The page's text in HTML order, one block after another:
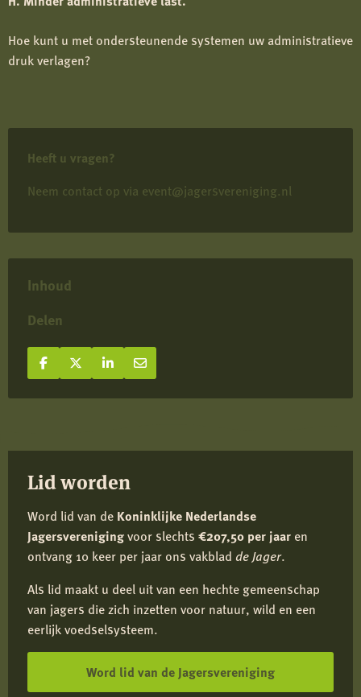
Heeft u vragen?
Neem contact op via event@jagersvereniging.nl
Inhoud
Delen
Deel op Facebook
Deel
op
Deel op X
Deel
op
Deel op LinkedIn
Deel
op
Deel via e-mail
Deel
via
Hoe kunt u met ondersteunende systemen uw administratieve
druk verlagen?
Lid worden
Word lid van de Koninklijke Nederlandse
Jagersverenigingvoor slechts €207,50 per jaar en
ontvang 10 keer per jaar ons vakblad de Jager.
Als lid maakt u deel uit van een hechte gemeenschap
van jagers die zich inzetten voor natuur, wild en een
eerlijk voedselsysteem.
Word lid van de Jagersvereniging